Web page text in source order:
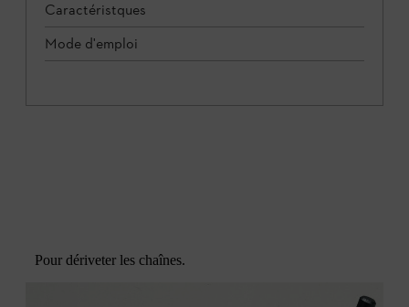
Caractéristques
Mode d'emploi
Pour dériveter les chaînes.